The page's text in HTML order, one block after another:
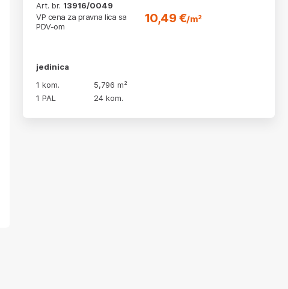
Art. br. 13916/0049
VP cena za pravna lica sa
PDV-om
10,49 €/m²
jedinica
1 kom.
5,796 m²
1 PAL
24 kom.